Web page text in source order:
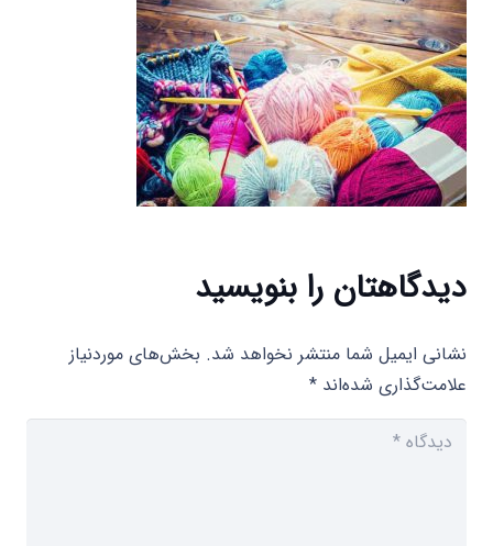
دیدگاهتان را بنویسید
نشانی ایمیل شما منتشر نخواهد شد. بخش‌های موردنیاز
علامت‌گذاری شده‌اند *